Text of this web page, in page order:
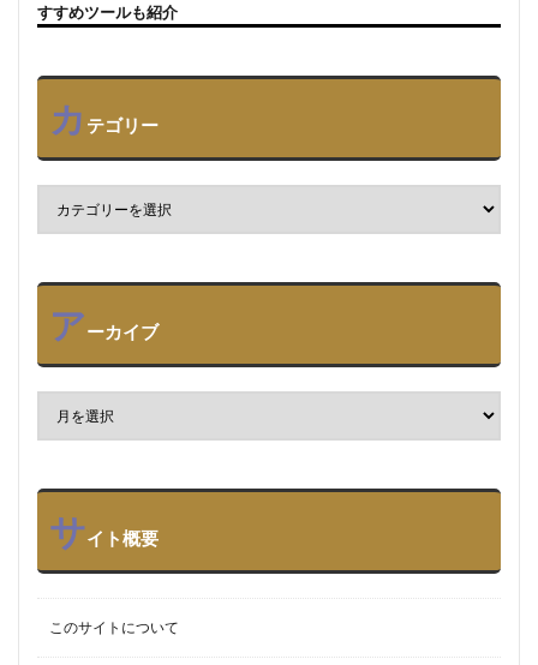
すすめツールも紹介
カ テゴリー
アーカイブ
サイト概要
このサイトについて